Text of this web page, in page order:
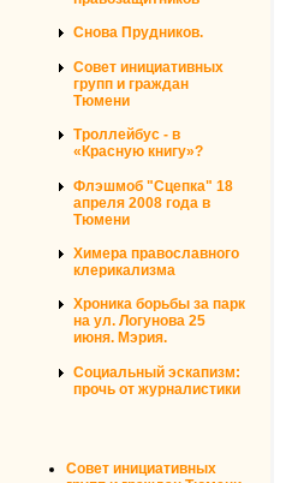
Снова Прудников.
Совет инициативных
групп и граждан
Тюмени
Троллейбус - в
«Красную книгу»?
Флэшмоб "Сцепка" 18
апреля 2008 года в
Тюмени
Химера православного
клерикализма
Хроника борьбы за парк
на ул. Логунова 25
июня. Мэрия.
Социальный эскапизм:
прочь от журналистики
Совет инициативных